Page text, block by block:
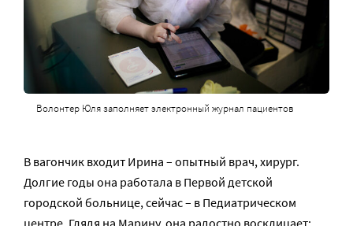
Волонтер Юля заполняет электронный журнал пациентов
В вагончик входит Ирина – опытный врач, хирург.
Долгие годы она работала в Первой детской
городской больнице, сейчас – в Педиатрическом